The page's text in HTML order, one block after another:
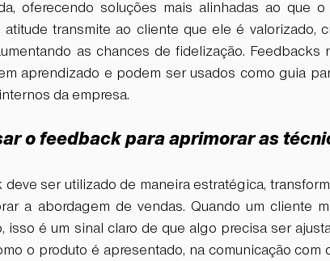
oferecendo soluções mais alinhadas ao que
atitude transmite ao cliente que ele é valorizado,
as chances de fidelização. Feedbacks
aprendizado e podem ser usados como guia
da empresa.
o feedback para aprimorar as
deve ser utilizado de maneira estratégica,
a abordagem de vendas. Quando um cliente
isso é um sinal claro de que algo precisa ser
o produto é apresentado, na comunicação com